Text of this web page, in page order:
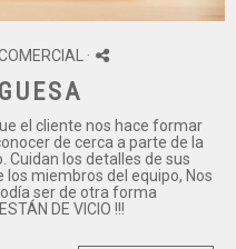
·
el cliente nos hace formar
de cerca a parte de la
Cuidan los detalles de sus
miembros del equipo, Nos
ser de otra forma
DE VICIO !!!